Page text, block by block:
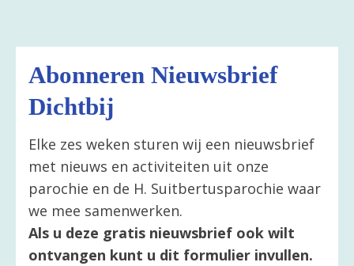
Abonneren Nieuwsbrief
Dichtbij
Elke zes weken sturen wij een nieuwsbrief
met nieuws en activiteiten uit onze
parochie en de H. Suitbertusparochie waar
we mee samenwerken.
Als u deze gratis nieuwsbrief ook wilt
ontvangen kunt u dit formulier invullen.